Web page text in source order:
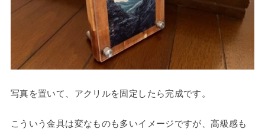
写真を置いて、アクリルを固定したら完成です。
こういう金具は変なものも多いイメージですが、高級感も